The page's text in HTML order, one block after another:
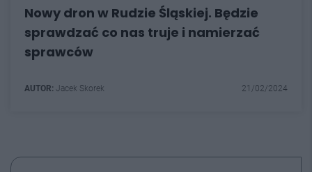
Nowy dron w Rudzie Śląskiej. Będzie
sprawdzać co nas truje i namierzać
sprawców
AUTOR: Jacek Skorek 21/02/2024